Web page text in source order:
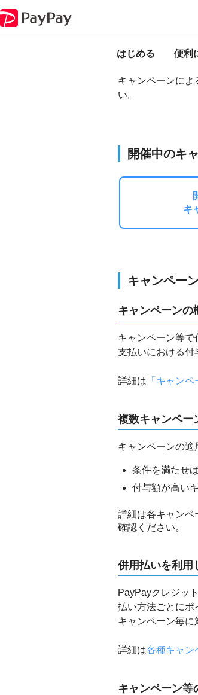
はじめる 便利
キャンペ
キャンペーンによ
い。
開催中のキ
キ
キャンペー
キャンペーンの
キャンペーン等
支払いにおける付
詳細は 「キャン
複数キャンペー
キャンペーンの適
条件を満たせ
付与額が高い
詳細は各キャンペ
確認ください。
併用払いを利用
PayPayクレジッ
払い方法ごとにポ
キャンペーン毎に
詳細は各種キャン
キャンペーン等